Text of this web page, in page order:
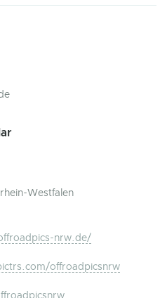
Westfalen
nrw.de/
offroadpicsnrw